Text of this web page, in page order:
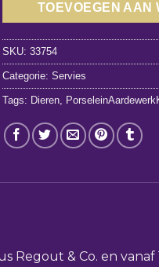
TOEVOEGEN AAN
SKU:33754
Categorie:Servies
Tags: Dieren
Regout & Co. en vanaf